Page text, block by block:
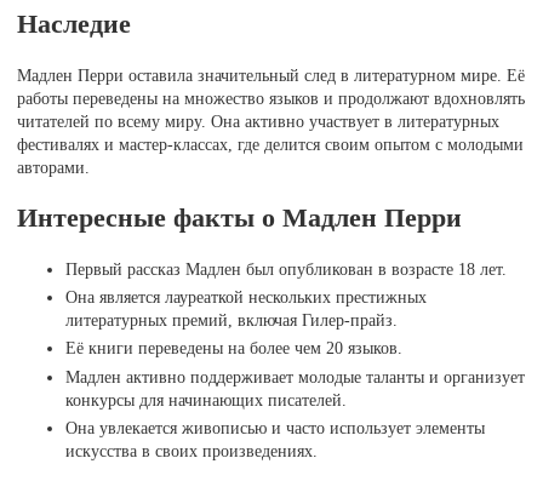
Наследие
Мадлен Перри оставила значительный след в литературном мире. Её
работы переведены на множество языков и продолжают вдохновлять
читателей по всему миру. Она активно участвует в литературных
фестивалях и мастер-классах, где делится своим опытом с молодыми
авторами.
Интересные факты о Мадлен Перри
Первый рассказ Мадлен был опубликован в возрасте 18 лет.
Она является лауреаткой нескольких престижных
литературных премий, включая Гилер-прайз.
Её книги переведены на более чем 20 языков.
Мадлен активно поддерживает молодые таланты и организует
конкурсы для начинающих писателей.
Она увлекается живописью и часто использует элементы
искусства в своих произведениях.